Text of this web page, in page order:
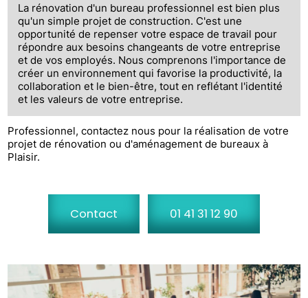
La rénovation d'un bureau professionnel est bien plus
qu'un simple projet de construction. C'est une
opportunité de repenser votre espace de travail pour
répondre aux besoins changeants de votre entreprise
et de vos employés. Nous comprenons l'importance de
créer un environnement qui favorise la productivité, la
collaboration et le bien-être, tout en reflétant l'identité
et les valeurs de votre entreprise.
Professionnel, contactez nous pour la réalisation de votre
projet de rénovation ou d'aménagement de bureaux à
Plaisir.
Contact 01 41 31 12 90